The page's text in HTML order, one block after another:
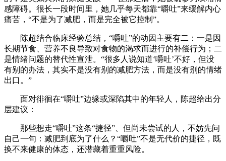
感障碍。很长一段时间里，她几乎每天都靠“嚼吐”来缓解内心
痛苦，“不是为了减肥，而是完全被它控制”。
陈超结合临床经验总结，“嚼吐”的动因主要有二：一是因
长期节食、营养不良导致对食物的渴求而进行的补偿行为；二
是情绪问题的替代性宣泄。“很多人说知道‘嚼吐’不好，但没
有别的办法，其实不是没有别的减肥方法，而是没有别的情绪
出口。”
面对徘徊在“嚼吐”边缘或深陷其中的年轻人，陈超给出分
层建议：
那些想走“嚼吐”这条“捷径”、但尚未尝试的人，不妨先问
自己一句：减肥到底为了什么？“嚼吐”不是无代价的捷径，既
换不来健康的体态，还潜藏着重重风险。